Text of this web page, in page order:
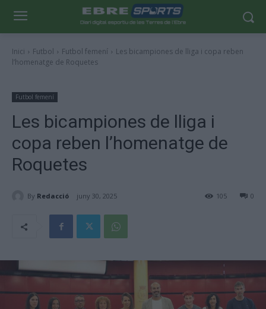
Inici Futbol Futbol femení
Les bicampiones de lliga i copa reben
l’homenatge de Roquetes
Futbol femení
Les bicampiones de lliga i
copa reben l’homenatge de
Roquetes
By Redacció juny 30, 2025 0
105